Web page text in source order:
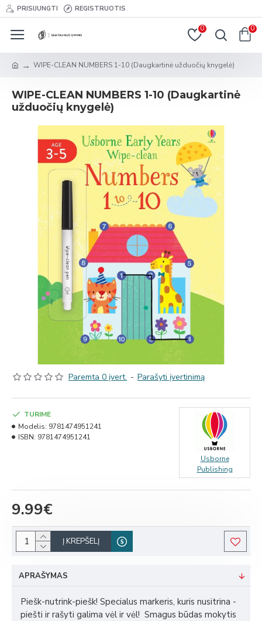
PRISIJUNGTI REGISTRUOTIS
0 0
WIPE-CLEAN NUMBERS 1-10 (Daugkartinė užduočių knygelė)
WIPE-CLEAN NUMBERS 1-10 (Daugkartinė
užduočių knygelė)
Paremta 0 įvert. - Parašyti įvertinimą
9.99€
TURIME
Modelis: 9781474951241
ISBN: 9781474951241
Usborne
Publishing
Į KREPŠELĮ
APRAŠYMAS
Piešk-nutrink-piešk! Specialus markeris, kuris nusitrina -
piešti ir rašyti galima vėl ir vėl! Smagus būdas mokytis